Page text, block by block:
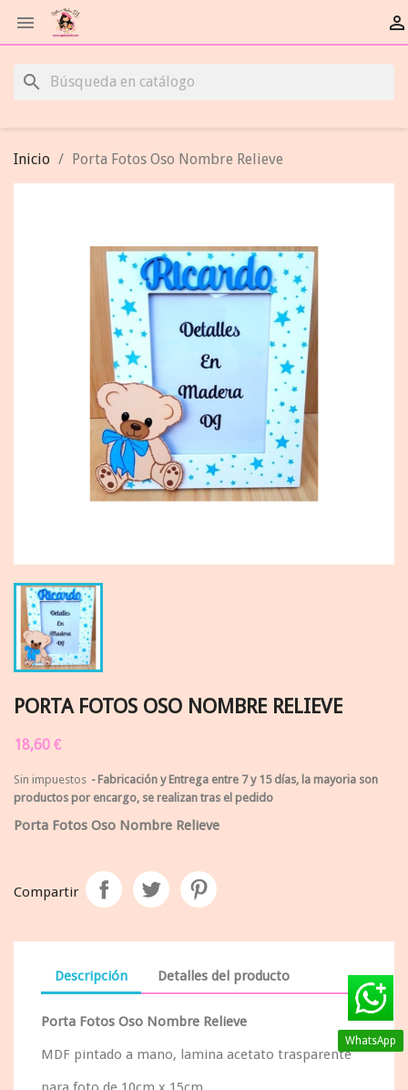
 
search
Inicio Porta Fotos Oso Nombre Relieve
PORTA FOTOS OSO NOMBRE RELIEVE
18,60 €
Sin impuestos
Fabricación y Entrega entre 7 y 15 días, la mayoria son
productos por encargo, se realizan tras el pedido
Porta Fotos Oso Nombre Relieve
Compartir
Descripción Detalles del producto
Porta Fotos Oso Nombre Relieve
MDF pintado a mano, lamina acetato trasparente
WhatsApp